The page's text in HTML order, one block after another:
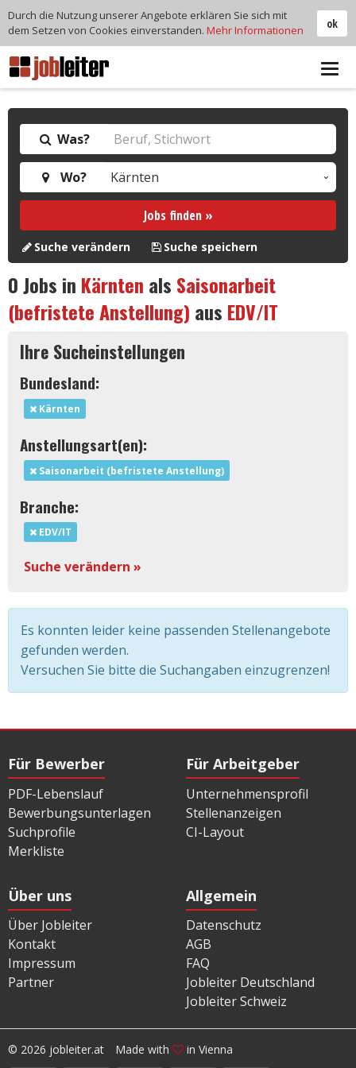
Was?
Wo?
Jobs finden »
Suche verändern Suche speichern
0Jobs in Kärnten als Saisonarbeit
(befristete Anstellung) aus EDV/IT
Ihre Sucheinstellungen
Bundesland:
Kärnten
Anstellungsart(en):
Saisonarbeit (befristete Anstellung)
Branche:
EDV/IT
Suche verändern »
Es konnten leider keine passenden Stellenangebote
gefunden werden.
Versuchen Sie bitte die Suchangaben einzugrenzen!
Für Bewerber
PDF-Lebenslauf
Bewerbungsunterlagen
Suchprofile
Merkliste
Für Arbeitgeber
Unternehmensprofil
Stellenanzeigen
CI-Layout
Über uns
Über Jobleiter
Kontakt
Impressum
Partner
Allgemein
Datenschutz
AGB
FAQ
Jobleiter Deutschland
Jobleiter Schweiz
© 2026 jobleiter.at Made with in Vienna
ok
Durch die Nutzung unserer Angebote erklären Sie sich mit
dem Setzen von Cookies einverstanden. Mehr Informationen